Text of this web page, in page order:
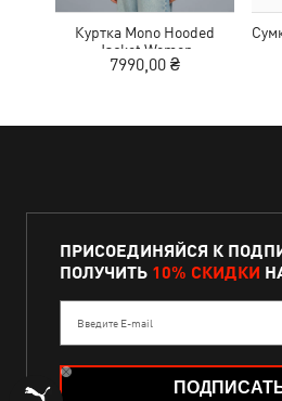
Куртка Mono Hooded
Jacket Women
7990,00 ₴
ПРИСОЕДИНЯЙСЯ К
ПОЛУЧИТЬ 10% СКИДКИ
Введите E-mail